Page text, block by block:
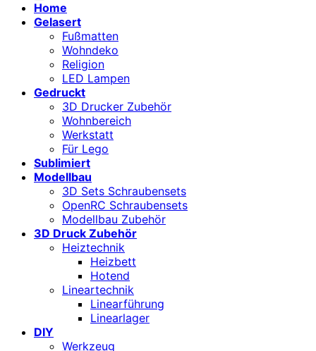
Home
Gelasert
Fußmatten
Wohndeko
Religion
LED Lampen
Gedruckt
3D Drucker Zubehör
Wohnbereich
Werkstatt
Für Lego
Sublimiert
Modellbau
3D Sets Schraubensets
OpenRC Schraubensets
Modellbau Zubehör
3D Druck Zubehör
Heiztechnik
Heizbett
Hotend
Lineartechnik
Linearführung
Linearlager
DIY
Werkzeug